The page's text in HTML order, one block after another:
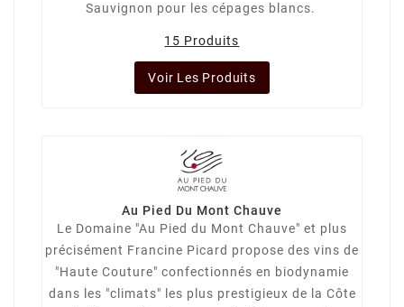
Sauvignon pour les cépages blancs.
15 Produits
Voir Les Produits
Au Pied Du Mont Chauve
Le Domaine "Au Pied du Mont Chauve" et plus
précisément Francine Picard propose des vins de
"Haute Couture" confectionnés en biodynamie
dans les "climats" les plus prestigieux de la Côte